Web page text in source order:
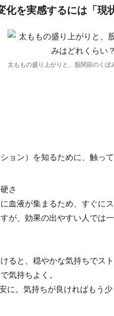
化を実感するには「現
太ももの盛り上がりと、股関節のくぼ
ョン）を知るために、触って
さ
血液が集まるため、すぐに
が、効果の出やすい人では
ると、穏やかな気持ちでス
気持ちよく。
に。気持ちが良ければもう少